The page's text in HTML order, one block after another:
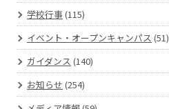
学校行事(115)
イベント・オープンキャンパス (51)
ガイダンス (140)
お知らせ (254)